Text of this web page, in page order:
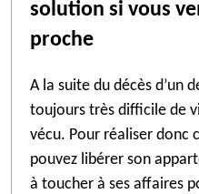
solution si vous
proche
A la suite du décès d’un
toujours très difficile de
vécu. Pour réaliser donc
pouvez libérer son
à toucher à ses affaires